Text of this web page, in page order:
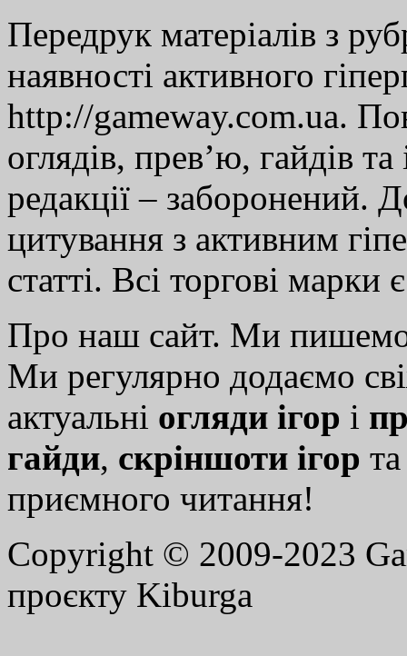
Передрук матеріалів з
наявності активного
http://gameway.com.ua.
оглядів, прев’ю, гайдів
редакції – заборонений.
цитування з активним
статті. Всі торгові марки
Про наш сайт. Ми
Ми регулярно додаємо
актуальні огляди ігор і
гайди, скріншоти ігор
приємного читання!
Copyright © 2009-2023
проєкту Kiburga